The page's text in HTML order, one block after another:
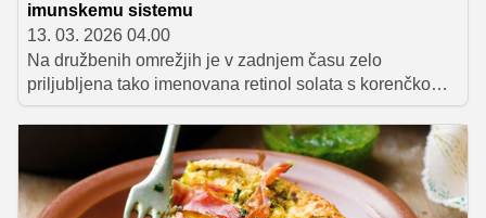
imunskemu sistemu
13. 03. 2026 04.00
Na družbenih omrežjih je v zadnjem času zelo
priljubljena tako imenovana retinol solata s korenčkom.
Priljubljena je predvsem zato, ker združuje sveže
sestavine, hitro pripravo in hranilne snovi, ki podpirajo